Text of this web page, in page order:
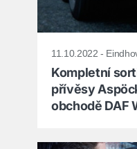
11.10.2022 -
Kompletní
přívěsy
obchodě DAF